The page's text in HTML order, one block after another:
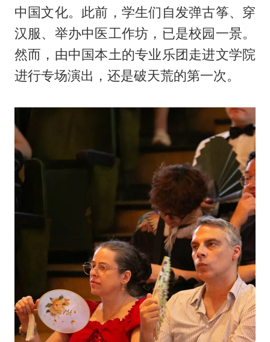
中国文化。此前，学生们自发弹古筝、穿
汉服、举办中医工作坊，已是校园一景。
然而，由中国本土的专业乐团走进文学院
进行专场演出，还是破天荒的第一次。